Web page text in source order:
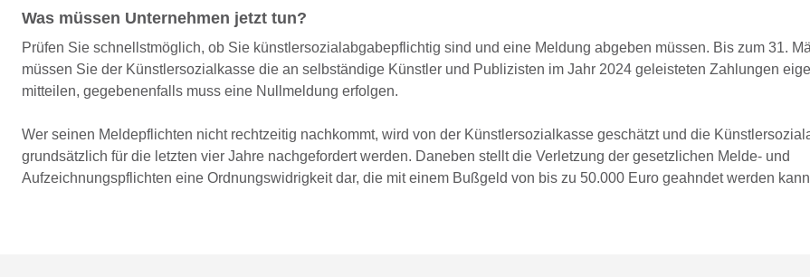
Was müssen Unternehmen jetzt tun?
Prüfen Sie schnellstmöglich, ob Sie künstlersozialabgabepflichtig sind und eine Meldung abgeben müssen. Bis zum 31.
müssen Sie der Künstlersozialkasse die an selbständige Künstler und Publizisten im Jahr 2024 geleisteten Zahlungen
mitteilen, gegebenenfalls muss eine Nullmeldung erfolgen.
Wer seinen Meldepflichten nicht rechtzeitig nachkommt, wird von der Künstlersozialkasse geschätzt und die
grundsätzlich für die letzten vier Jahre nachgefordert werden. Daneben stellt die Verletzung der gesetzlichen Melde- und
Aufzeichnungspflichten eine Ordnungswidrigkeit dar, die mit einem Bußgeld von bis zu 50.000 Euro geahndet werden